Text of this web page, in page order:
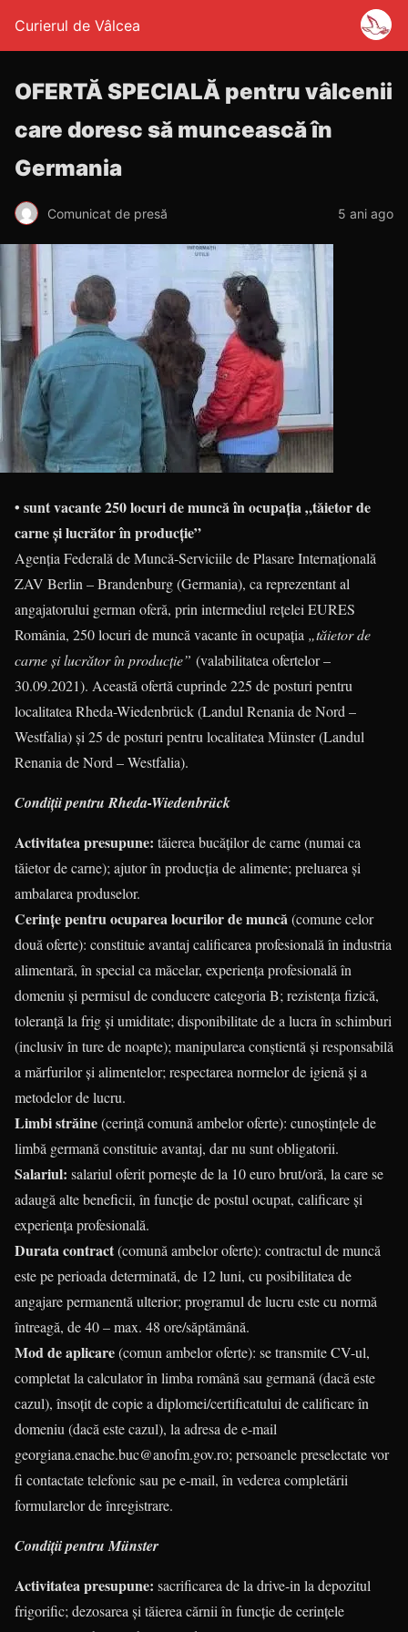
Curierul de Vâlcea
OFERTĂ SPECIALĂ pentru vâlcenii
care doresc să muncească în
Germania
Comunicat de presă 5 ani ago
• sunt vacante 250 locuri de muncă în ocupația „tăietor de
carne și lucrător în producție”
Agenția Federală de Muncă-Serviciile de Plasare Internațională
ZAV Berlin – Brandenburg (Germania), ca reprezentant al
angajatorului german oferă, prin intermediul rețelei EURES
România, 250 locuri de muncă vacante în ocupația „tăietor de
carne și lucrător în producție” (valabilitatea ofertelor –
30.09.2021). Această ofertă cuprinde 225 de posturi pentru
localitatea Rheda-Wiedenbrück (Landul Renania de Nord –
Westfalia) și 25 de posturi pentru localitatea Münster (Landul
Renania de Nord – Westfalia).
Condiții pentru Rheda-Wiedenbrück
Activitatea presupune: tăierea bucăților de carne (numai ca
tăietor de carne); ajutor în producția de alimente; preluarea și
ambalarea produselor.
Cerințe pentru ocuparea locurilor de muncă(comune celor
două oferte): constituie avantaj calificarea profesională în industria
alimentară, în special ca măcelar, experiența profesională în
domeniu și permisul de conducere categoria B; rezistența fizică,
toleranță la frig și umiditate; disponibilitate de a lucra în schimburi
(inclusiv în ture de noapte); manipularea conștientă și responsabilă
a mărfurilor și alimentelor; respectarea normelor de igienă și a
metodelor de lucru.
Limbi străine(cerință comună ambelor oferte): cunoștințele de
limbă germană constituie avantaj, dar nu sunt obligatorii.
Salariul: salariul oferit pornește de la 10 euro brut/oră, la care se
adaugă alte beneficii, în funcție de postul ocupat, calificare și
experiența profesională.
Durata contract(comună ambelor oferte): contractul de muncă
este pe perioada determinată, de 12 luni, cu posibilitatea de
angajare permanentă ulterior; programul de lucru este cu normă
întreagă, de 40 – max. 48 ore/săptămână.
Mod de aplicare(comun ambelor oferte): se transmite CV-ul,
completat la calculator în limba română sau germană (dacă este
cazul), însoțit de copie a diplomei/certificatului de calificare în
domeniu (dacă este cazul), la adresa de e-mail
georgiana.enache.buc@anofm.gov.ro; persoanele preselectate vor
fi contactate telefonic sau pe e-mail, în vederea completării
formularelor de înregistrare.
Condiții pentru Münster
Activitatea presupune: sacrificarea de la drive-in la depozitul
frigorific; dezosarea și tăierea cărnii în funcție de cerințele